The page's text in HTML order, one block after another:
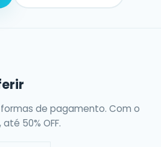
de pagamento. Com o
50% OFF.